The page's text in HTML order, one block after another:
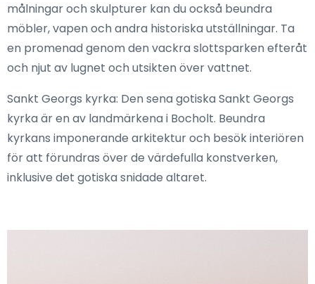
målningar och skulpturer kan du också beundra
möbler, vapen och andra historiska utställningar. Ta
en promenad genom den vackra slottsparken efteråt
och njut av lugnet och utsikten över vattnet.
Sankt Georgs kyrka: Den sena gotiska Sankt Georgs
kyrka är en av landmärkena i Bocholt. Beundra
kyrkans imponerande arkitektur och besök interiören
för att förundras över de värdefulla konstverken,
inklusive det gotiska snidade altaret.